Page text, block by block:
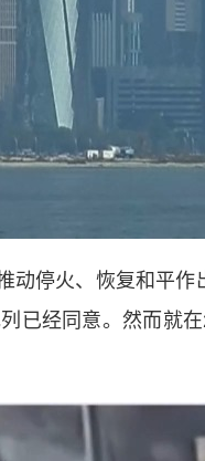
停火、恢复和平作
已经同意。然而就